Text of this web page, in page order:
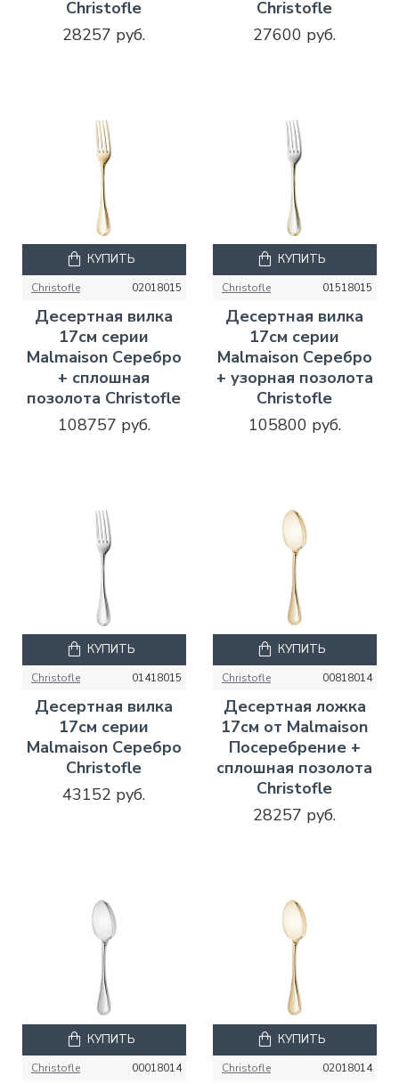
Christofle
28257 руб.
Christofle
27600 руб.
Christofle 02018015
Десертная вилка
17см серии
Malmaison Серебро
+ сплошная
позолота Christofle
108757 руб.
КУПИТЬ
Christofle 01518015
Десертная вилка
17см серии
Malmaison Серебро
+ узорная позолота
Christofle
105800 руб.
КУПИТЬ
Christofle 01418015
Десертная вилка
17см серии
Malmaison Серебро
Christofle
43152 руб.
КУПИТЬ
Christofle 00818014
Десертная ложка
17см от Malmaison
Посеребрение +
сплошная позолота
Christofle
28257 руб.
КУПИТЬ
Christofle 00018014
КУПИТЬ
Christofle 02018014
КУПИТЬ